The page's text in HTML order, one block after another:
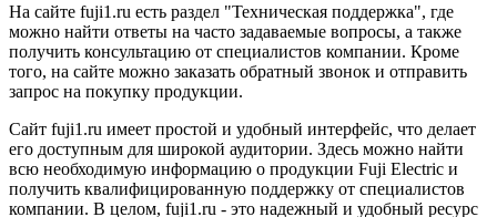
На сайте fuji1.ru есть раздел "Техническая поддержка", где
можно найти ответы на часто задаваемые вопросы, а также
получить консультацию от специалистов компании. Кроме
того, на сайте можно заказать обратный звонок и отправить
запрос на покупку продукции.
Сайт fuji1.ru имеет простой и удобный интерфейс, что делает
его доступным для широкой аудитории. Здесь можно найти
всю необходимую информацию о продукции Fuji Electric и
получить квалифицированную поддержку от специалистов
компании. В целом, fuji1.ru - это надежный и удобный ресурс